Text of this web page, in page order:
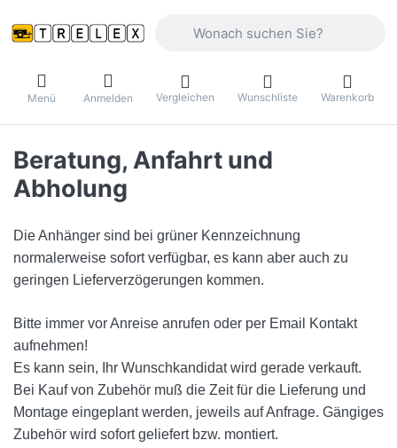
Menü Anmelden Vergleichen Wunschliste Warenkorb
Beratung, Anfahrt und
Abholung
Die Anhänger sind bei grüner Kennzeichnung
normalerweise sofort verfügbar, es kann aber auch zu
geringen Lieferverzögerungen kommen.
Bitte immer vor Anreise anrufen oder per Email Kontakt
aufnehmen!
Es kann sein, Ihr Wunschkandidat wird gerade verkauft.
Bei Kauf von Zubehör muß die Zeit für die Lieferung und
Montage eingeplant werden, jeweils auf Anfrage. Gängiges
Zubehör wird sofort geliefert bzw. montiert.